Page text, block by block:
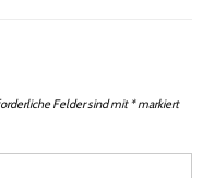
Felder sind mit *markiert